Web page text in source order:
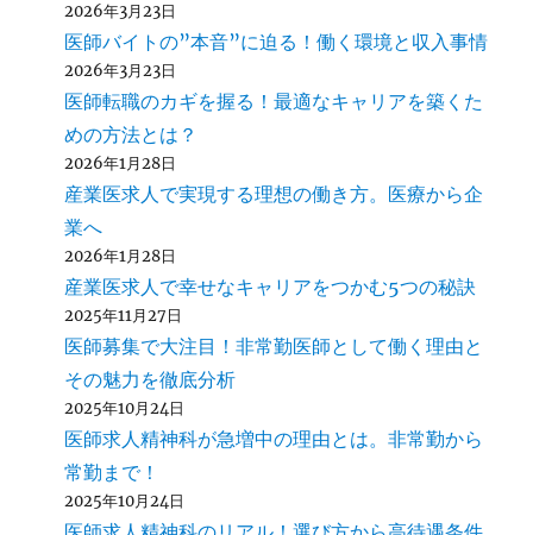
2026年3月23日
医師バイトの”本音”に迫る！働く環境と収入事情
2026年3月23日
医師転職のカギを握る！最適なキャリアを築くた
めの方法とは？
2026年1月28日
産業医求人で実現する理想の働き方。医療から企
業へ
2026年1月28日
産業医求人で幸せなキャリアをつかむ5つの秘訣
2025年11月27日
医師募集で大注目！非常勤医師として働く理由と
その魅力を徹底分析
2025年10月24日
医師求人精神科が急増中の理由とは。非常勤から
常勤まで！
2025年10月24日